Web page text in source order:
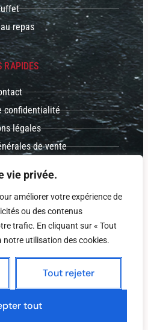
vie privée.
améliorer votre expérience de
ou des contenus
trafic. En cliquant sur « Tout
notre utilisation des cookies.
Tout rejeter
tout
repas
RAPIDES
confidentialité
légales
de vente
réalisé par AZApp